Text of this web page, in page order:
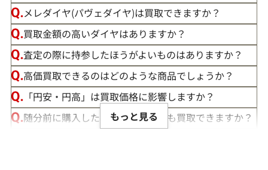
この度は「おたからや」で宝石の買取をご利用いただき、誠
にありがとうございました。お客様の大切な宝石にご満足い
ただける価格をご提示できましたこと、大変嬉しく思います。
私たちの目標は、常にお客様にご満足いただける買取を提供
することです。そのためには、最新の市場動向をしっかりと把
メレダイヤ(パヴェダイヤ)は買取できますか？
買取金額の高いダイヤはありますか？
査定の際に持参したほうがよいものはありますか？
高価買取できるのはどのような商品でしょうか？
「円安・円高」は買取価格に影響しますか？
随分前に購入したダイヤモンドでも買取できますか？
もっと見る